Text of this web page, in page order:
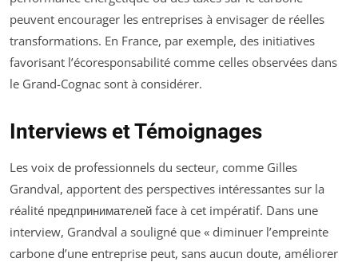
peuvent encourager les entreprises à envisager de réelles
transformations. En France, par exemple, des initiatives
favorisant l’écoresponsabilité comme celles observées dans
le Grand-Cognac sont à considérer.
Interviews et Témoignages
Les voix de professionnels du secteur, comme Gilles
Grandval, apportent des perspectives intéressantes sur la
réalité предпринимателей face à cet impératif. Dans une
interview, Grandval a souligné que « diminuer l’empreinte
carbone d’une entreprise peut, sans aucun doute, améliorer